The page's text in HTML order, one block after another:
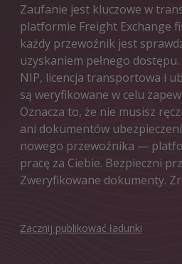
Zaufanie jest kluczowe w
platformie Freight Exchange
każdy przewoźnik jest
uzyskaniem pełnego
NIP, licencja transportowa i
są weryfikowane w celu
Oznacza to, że nie musisz
ani dokumentów
nowego przewoźnika —
pracę za Ciebie. Bezpieczni
Zweryfikowane dokumenty.
Zacznij publikować ładunki